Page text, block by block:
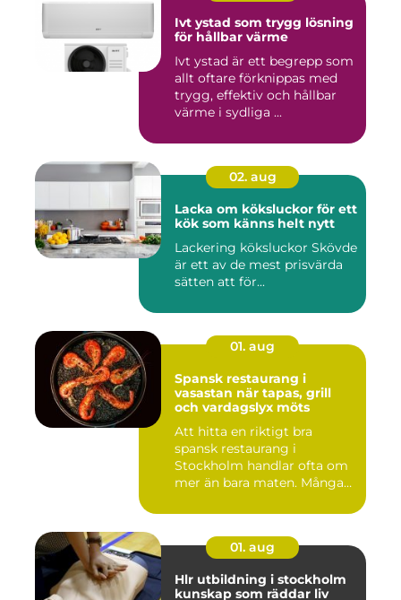
Ivt ystad som trygg lösning
för hållbar värme
Ivt ystad är ett begrepp som
allt oftare förknippas med
trygg, effektiv och hållbar
värme i sydliga ...
02. aug
Lacka om köksluckor för ett
kök som känns helt nytt
Lackering köksluckor Skövde
är ett av de mest prisvärda
sätten att för...
01. aug
Spansk restaurang i
vasastan när tapas, grill
och vardagslyx möts
Att hitta en riktigt bra
spansk restaurang i
Stockholm handlar ofta om
mer än bara maten. Många
01. aug
Hlr utbildning i stockholm
kunskap som räddar liv